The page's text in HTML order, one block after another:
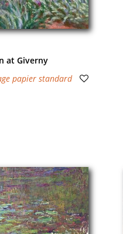
at Giverny
papier standard